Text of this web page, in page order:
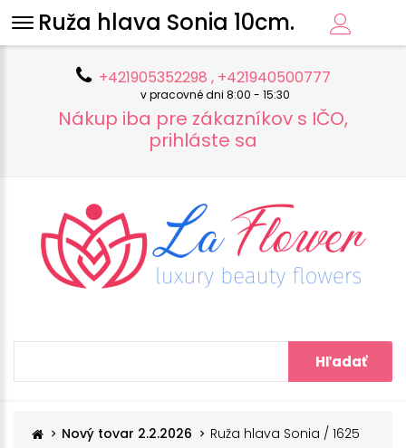
+421905352298 , +421940500777
v pracovné dni 8:00 - 15:30
Nákup iba pre zákazníkov s IČO,
prihláste sa
Hľadať
Nový tovar 2.2.2026 Ruža hlava Sonia / 1625
Ruža hlava Sonia 10cm.